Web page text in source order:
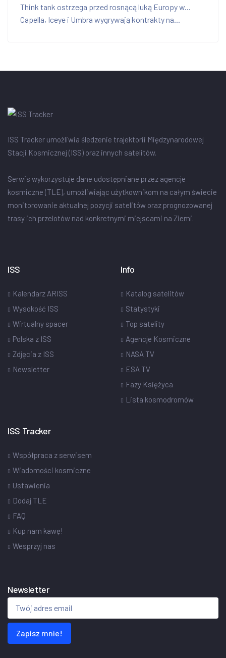
Think tank ostrzega przed rosnącą luką Europy w...
Capella, Iceye i Umbra wygrywają kontrakty na...
ISS Tracker umożliwia śledzenie trajektorii Międzynarodowej
Stacji Kosmicznej (ISS) oraz innych satelitów.
Serwis wykorzystuje dane udostępniane przez agencje
kosmiczne (TLE), umożliwiając użytkownikom na całym świecie
monitorowanie aktualnej pozycji satelitów oraz prognozowanej
trasy ich przelotów nad konkretnymi miejscami na Ziemi.
ISS
Kalendarz ARISS
Wysokość ISS
Wirtualny spacer
Polska z ISS
Zdjęcia z ISS
Newsletter
Info
Katalog satelitów
Statystyki
Top satelity
Agencje Kosmiczne
NASA TV
ESA TV
Fazy Księżyca
Lista kosmodromów
ISS Tracker
Współpraca z serwisem
Wiadomości kosmiczne
Ustawienia
Dodaj TLE
FAQ
Kup nam kawę!
Wesprzyj nas
Newsletter
Zapisz mnie!